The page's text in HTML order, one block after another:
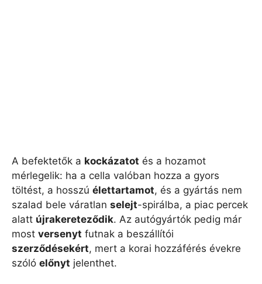
A befektetők a kockázatot és a hozamot
mérlegelik: ha a cella valóban hozza a gyors
töltést, a hosszú élettartamot, és a gyártás nem
szalad bele váratlan selejt-spirálba, a piac percek
alatt újrakereteződik. Az autógyártók pedig már
most versenyt futnak a beszállítói
szerződésekért, mert a korai hozzáférés évekre
szóló előnyt jelenthet.